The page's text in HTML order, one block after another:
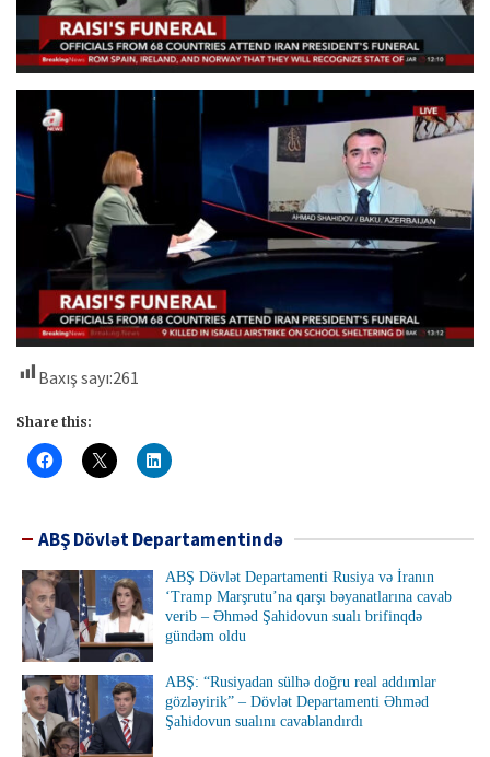
Baxış sayı:261
Share this:
ABŞ Dövlət Departamentində
ABŞ Dövlət Departamenti Rusiya və İranın
‘Tramp Marşrutu’na qarşı bəyanatlarına cavab
verib – Əhməd Şahidovun sualı brifinqdə
gündəm oldu
ABŞ: “Rusiyadan sülhə doğru real addımlar
gözləyirik” – Dövlət Departamenti Əhməd
Şahidovun sualını cavablandırdı